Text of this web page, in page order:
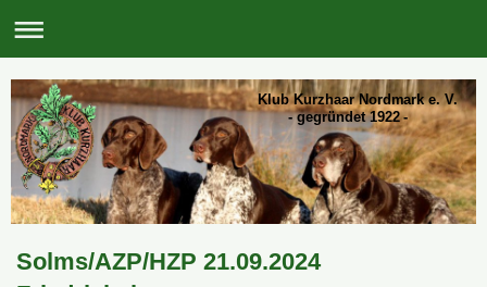
Klub Kurzhaar Nordmark e. V.
- gegründet 1922 -
Solms/AZP/HZP 21.09.2024